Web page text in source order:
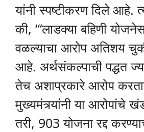
यांनी स्पष्टीकरण दिले आहे.
की, “‘लाडक्या बहिणी
वळल्याचा आरोप अतिशय
आहे. अर्थसंकल्पाची पद्धत
तेच अशाप्रकारे आरोप
मुख्यमंत्र्यांनी या
तरी, 903 योजना रद्द